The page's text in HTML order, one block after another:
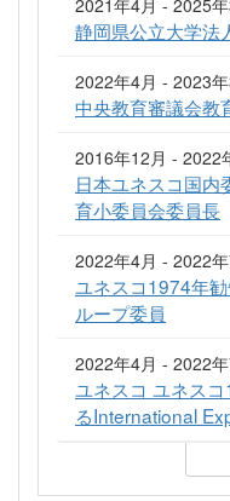
静岡県公立大学法
2022年4月 - 2023年
中央教育審議会教
2016年12月 - 2022
日本ユネスコ国内
育小委員会委員長
2022年4月 - 2022年
ユネスコ1974年
ループ委員
2022年4月 - 2022年
ユネスコ ユネス
るInternational